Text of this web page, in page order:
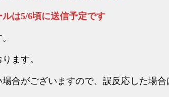
は5/6頃に送信予定です
ます。
合がございますので、誤反応した場